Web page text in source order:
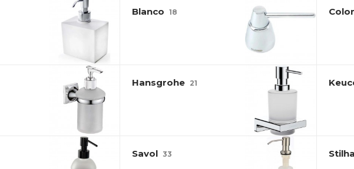
Blanco 18
Hansgrohe 21
Savol 33